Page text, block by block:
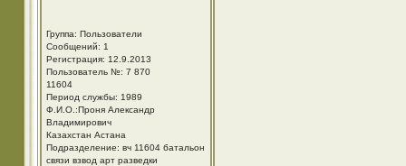
Группа: Пользователи
Сообщений: 1
Регистрация: 12.9.2013
Пользователь №: 7 870
11604
Период службы: 1989
Ф.И.О.:Проня Александр
Владимирович
Казахстан Астана
Подразделение: вч 11604 батальон
связи взвод арт разведки